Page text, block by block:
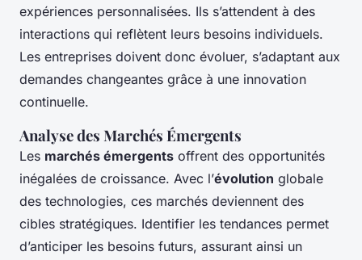
expériences personnalisées. Ils s’attendent à des
interactions qui reflètent leurs besoins individuels.
Les entreprises doivent donc évoluer, s’adaptant aux
demandes changeantes grâce à une innovation
continuelle.
Analyse des Marchés Émergents
Les marchés émergents offrent des opportunités
inégalées de croissance. Avec l’évolution globale
des technologies, ces marchés deviennent des
cibles stratégiques. Identifier les tendances permet
d’anticiper les besoins futurs, assurant ainsi un